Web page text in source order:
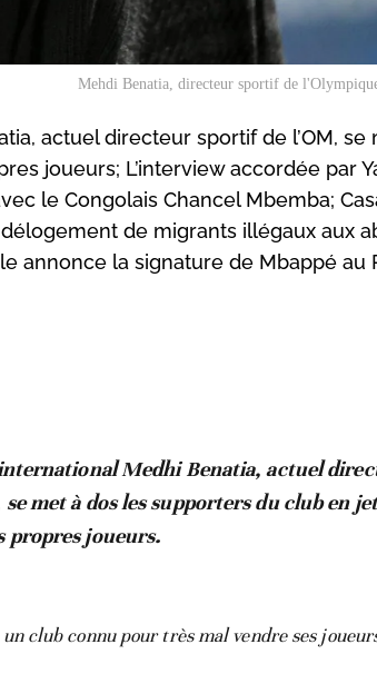
Mehdi Benatia, directeur sportif de
actuel directeur sportif de l’OM, se
joueurs; L’interview accordée par
le Congolais Chancel Mbemba;
de migrants illégaux aux
annonce la signature de Mbappé au
Medhi Benatia, actuel
met à dos les supporters du club en
propres joueurs.
club connu pour très mal vendre ses